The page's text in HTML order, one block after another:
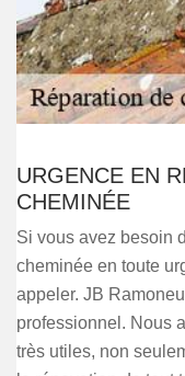
URGENCE EN
CHEMINÉE
Si vous avez besoin
cheminée en toute
appeler. JB
professionnel. Nous
très utiles, non